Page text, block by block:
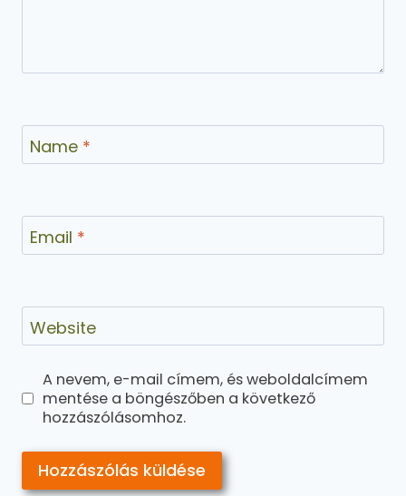
Name *
Email *
Website
A nevem, e-mail címem, és weboldalcímem
mentése a böngészőben a következő
hozzászólásomhoz.